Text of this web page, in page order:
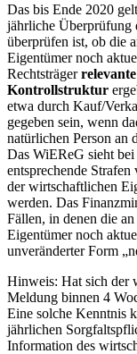
Das bis Ende 2020
jährliche Überprüfung
überprüfen ist, ob die
Eigentümer noch
Rechtsträger
Kontrollstruktur
etwa durch Kauf/
gegeben sein, wenn
natürlichen Person an
Das WiEReG sieht
entsprechende
der wirtschaftlichen
werden. Das
Fällen, in denen die
Eigentümer noch
unveränderter Form
Hinweis: Hat sich der
Meldung binnen 4
Eine solche Kenntnis
jährlichen
Information des